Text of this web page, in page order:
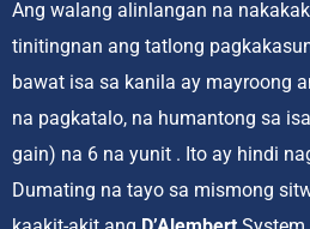
Ang walang alinlangan na
tinitingnan ang tatlong
bawat isa sa kanila ay mayroong
na pagkatalo, na humantong sa
gain) na 6 na yunit . Ito ay hindi
Dumating na tayo sa mismong